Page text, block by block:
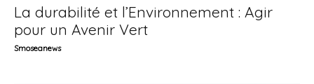
La durabilité et l’Environnement : Agir
pour un Avenir Vert
Smoseanews